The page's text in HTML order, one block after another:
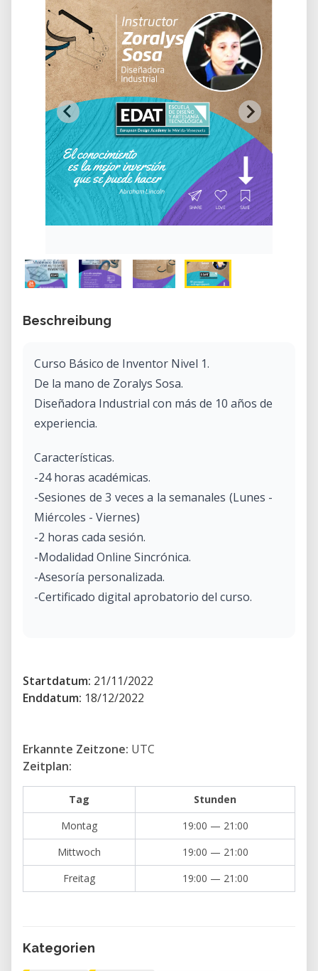
Beschreibung
Curso Básico de Inventor Nivel 1.
De la mano de Zoralys Sosa.
Diseñadora Industrial con más de 10 años de
experiencia.
Características.
-24 horas académicas.
-Sesiones de 3 veces a la semanales (Lunes -
Miércoles - Viernes)
-2 horas cada sesión.
-Modalidad Online Sincrónica.
-Asesoría personalizada.
-Certificado digital aprobatorio del curso.
-Modelar piezas 3D en Inventor Autodesk
-Fraccionado de piezas
-Lista de materiales
-Exportación de archivos para fabricación
¿Para quien va dirigido?
Estudiantes de diseño, arquitectura,
tecnólogos, emprendedores.
Profesionales vinculados a la carpinterías,
impresión 3D, CNC, laser o cualquier otro
Startdatum: 21/11/2022
Enddatum: 18/12/2022
Erkannte Zeitzone: UTC
Zeitplan:
Tag
Stunden
Montag
19:00 — 21:00
Mittwoch
19:00 — 21:00
Freitag
19:00 — 21:00
Kategorien